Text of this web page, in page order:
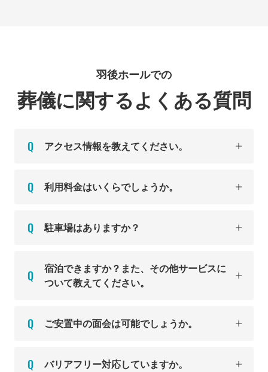
羽後ホールでの
葬儀に関するよくある質問
アクセス情報を教えてください。
利用料金はいくらでしょうか。
駐車場はありますか？
宿泊できますか？また、その他サービスに
ついて教えてください。
ご安置中の面会は可能でしょうか。
バリアフリー対応していますか。